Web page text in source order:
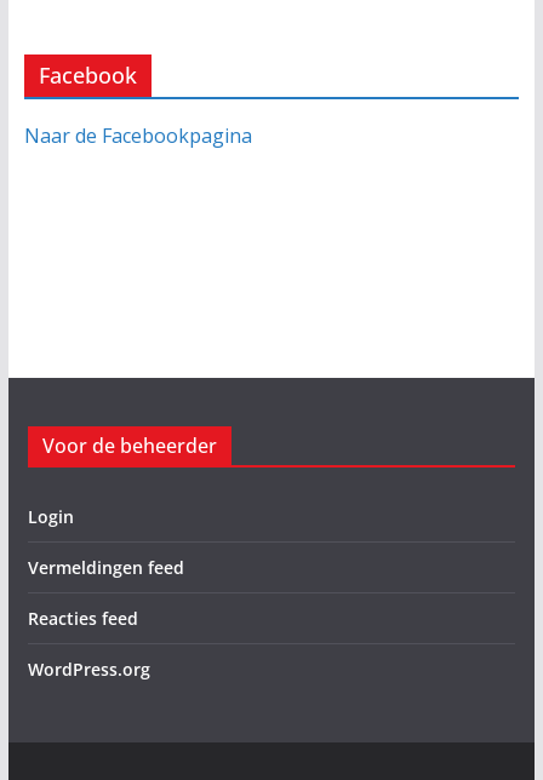
Facebook
Naar de Facebookpagina
Voor de beheerder
Login
Vermeldingen feed
Reacties feed
WordPress.org